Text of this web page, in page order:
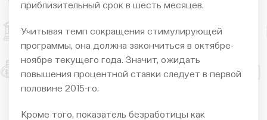
приблизительный срок в шесть месяцев.
Учитывая темп сокращения стимулирующей
программы, она должна закончиться в октябре-
ноябре текущего года. Значит, ожидать
повышения процентной ставки следует в первой
половине 2015-го.
Кроме того, показатель безработицы как